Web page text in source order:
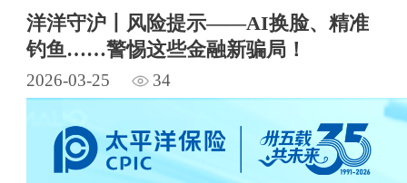
洋洋守沪丨风险提示——AI换脸、精准
钓鱼……警惕这些金融新骗局！
2026-03-25 34